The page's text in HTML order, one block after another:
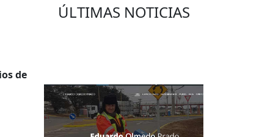
de
ÚLTIMAS NOTICIAS